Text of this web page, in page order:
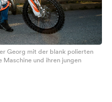
Georg mit der blank polierten
und ihren jungen